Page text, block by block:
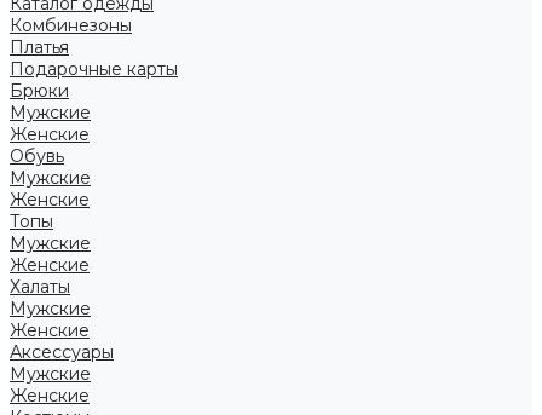
Комбинезоны
Платья
Подарочные карты
Брюки
Мужские
Женские
Обувь
Мужские
Женские
Топы
Мужские
Женские
Халаты
Мужские
Женские
Аксессуары
Мужские
Женские